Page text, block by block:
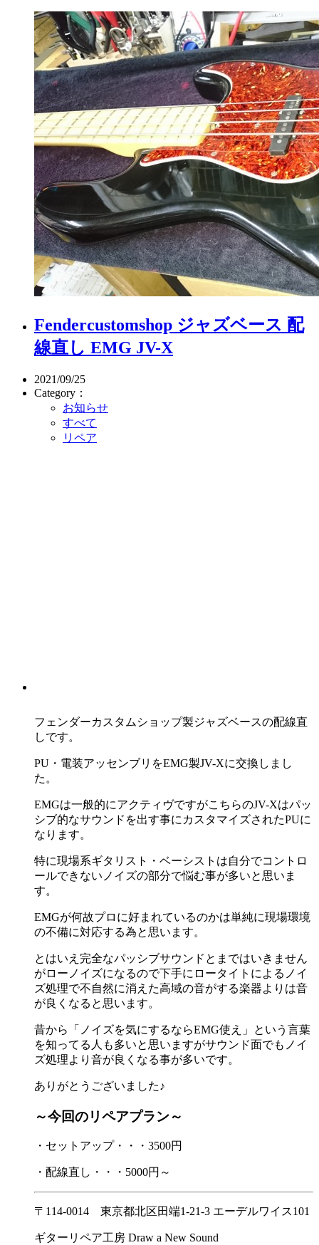
Fendercustomshop ジャズベース 配
線直し EMG JV-X
2021/09/25
Category：
お知らせ
すべて
リペア
フェンダーカスタムショップ製ジャズベースの配線直
しです。
PU・電装アッセンブリをEMG製JV-Xに交換しまし
た。
EMGは一般的にアクティヴですがこちらのJV-Xはパッ
シブ的なサウンドを出す事にカスタマイズされたPUに
なります。
特に現場系ギタリスト・ベーシストは自分でコントロ
ールできないノイズの部分で悩む事が多いと思いま
す。
EMGが何故プロに好まれているのかは単純に現場環境
の不備に対応する為と思います。
とはいえ完全なパッシブサウンドとまではいきません
がローノイズになるので下手にロータイトによるノイ
ズ処理で不自然に消えた高域の音がする楽器よりは音
が良くなると思います。
昔から「ノイズを気にするならEMG使え」という言葉
を知ってる人も多いと思いますがサウンド面でもノイ
ズ処理より音が良くなる事が多いです。
ありがとうございました♪
～今回のリペアプラン～
・セットアップ・・・3500円
・配線直し・・・5000円～
〒114-0014 東京都北区田端1-21-3 エーデルワイス101
ギターリペア工房 Draw a New Sound